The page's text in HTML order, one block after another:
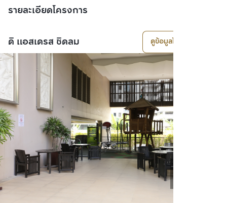
รายละเอียดโครงการ
ดิ แอสเดรส ชิดลม ดูข้อมูลโครงการ